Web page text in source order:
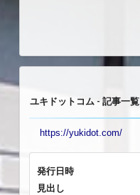
ユキドットコム - 記事一覧
https://yukidot.com/
発行日時
見出し